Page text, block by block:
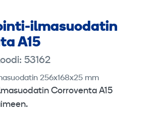
ilmasuodatin
A15
53162
256x168x25 mm
Corroventa A15